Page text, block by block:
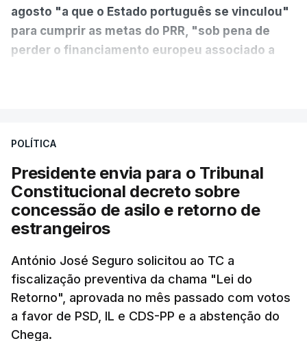
agosto "a que o Estado português se vinculou"
para cumprir as metas do PRR, "sob pena de
perder o financiamento europeu associado a
sistema mais simples, mais justo e transparente".
"Sempre que seja possível reduzir burocracias,
eliminar sobreposições e garantir que os apoios
chegam a quem mais necessita, estaremos a dar
um passo na direção certa", argumenta o
Presidente da República.
Assegurar que "ninguém é
prejudicado"
POLÍTICA
Presidente envia para o Tribunal
Constitucional decreto sobre
concessão de asilo e retorno de
estrangeiros
António José Seguro solicitou ao TC a
fiscalização preventiva da chama "Lei do
Retorno", aprovada no mês passado com votos
a favor de PSD, IL e CDS-PP e a abstenção do
Chega.